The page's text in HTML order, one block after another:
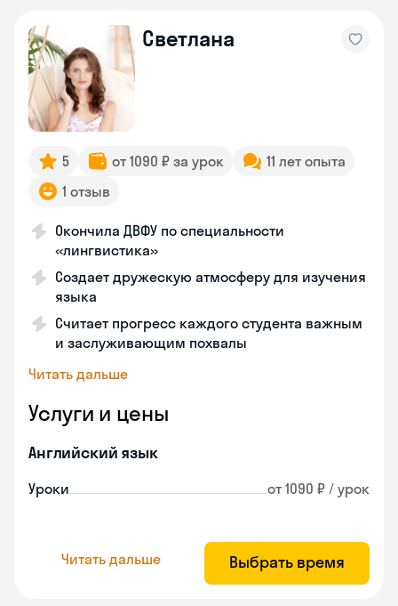
Светлана
5 от 1090 ₽ за урок
11 лет опыта
1 отзыв
Окончила ДВФУ по специальности
«лингвистика»
Создает дружескую атмосферу для изучения
языка
Считает прогресс каждого студента важным
и заслуживающим похвалы
Читать дальше
Услуги и цены
Английский язык
Уроки от 1090 ₽ / урок
Читать дальше Выбрать время